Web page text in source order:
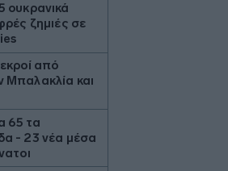
ουκρανικά
ζημιές σε
από
Μπαλακλία και
65 τα
- 23 νέα μέσα